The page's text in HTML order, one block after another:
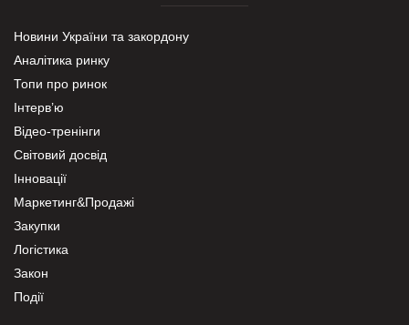
Новини України та закордону
Аналітика ринку
Топи про ринок
Інтерв’ю
Відео-тренінги
Світовий досвід
Інновації
Маркетинг&Продажі
Закупки
Логістика
Закон
Події